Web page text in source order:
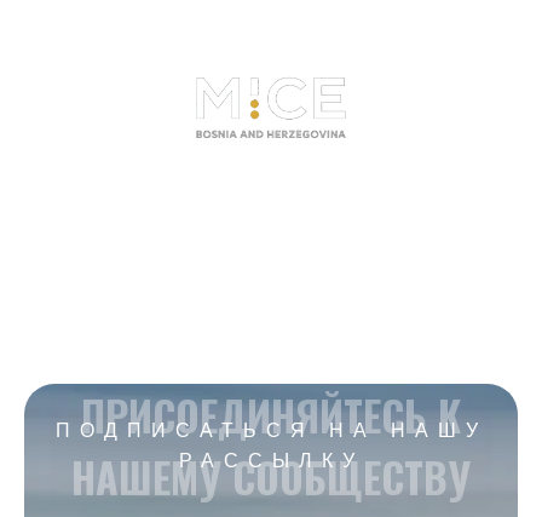
ПОДПИСАТЬСЯ НА НАШУ
РАССЫЛКУ
ПРИСОЕДИНЯЙТЕСЬ К
НАШЕМУ СООБЩЕСТВУ